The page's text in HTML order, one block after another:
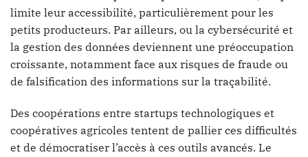
limite leur accessibilité, particulièrement pour les
petits producteurs. Par ailleurs, ou la cybersécurité et
la gestion des données deviennent une préoccupation
croissante, notamment face aux risques de fraude ou
de falsification des informations sur la traçabilité.
Des coopérations entre startups technologiques et
coopératives agricoles tentent de pallier ces difficultés
et de démocratiser l’accès à ces outils avancés. Le